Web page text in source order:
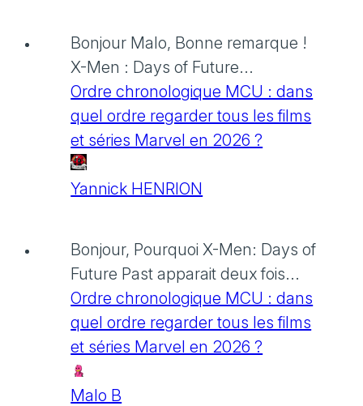
Bonjour Malo, Bonne remarque !
X-Men : Days of Future...
Ordre chronologique MCU : dans
quel ordre regarder tous les films
et séries Marvel en 2026 ?
Yannick HENRION
Bonjour, Pourquoi X-Men: Days of
Future Past apparait deux fois...
Ordre chronologique MCU : dans
quel ordre regarder tous les films
et séries Marvel en 2026 ?
Malo B